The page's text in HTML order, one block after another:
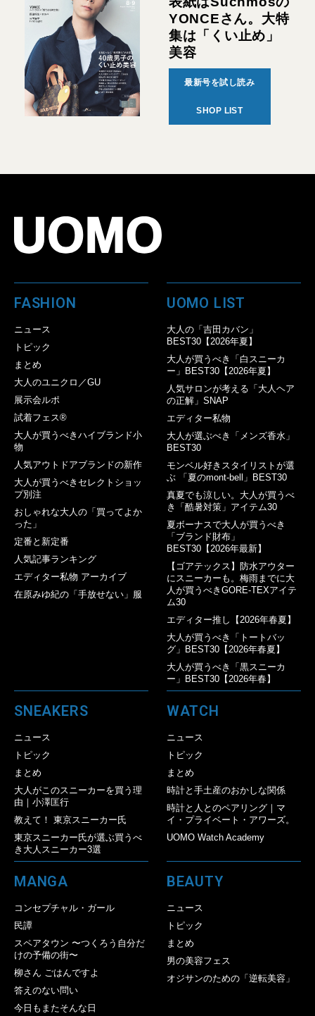
YONCEさん。大特
集は「くい止め」
美容
最新号を試し読み
SHOP LIST
FASHION
ニュース
トピック
まとめ
大人のユニクロ／GU
展示会ルポ
試着フェス®︎
大人が買うべきハイブランド小
物
人気アウトドアブランドの新作
大人が買うべきセレクトショッ
プ別注
おしゃれな大人の「買ってよか
った」
定番と新定番
人気記事ランキング
エディター私物 アーカイブ
在原みゆ紀の「手放せない」服
UOMO LIST
大人の「吉田カバン」
BEST30【2026年夏】
大人が買うべき「白スニーカ
ー」BEST30【2026年夏】
人気サロンが考える「大人ヘア
の正解」SNAP
エディター私物
大人が選ぶべき「メンズ香水」
BEST30
モンベル好きスタイリストが選
ぶ 「夏のmont-bell」BEST30
真夏でも涼しい。大人が買うべ
き「酷暑対策」アイテム30
夏ボーナスで大人が買うべき
「ブランド財布」
BEST30【2026年最新】
【ゴアテックス】防水アウター
にスニーカーも。梅雨までに大
人が買うべきGORE-TEXアイテ
ム30
エディター推し【2026年春夏】
大人が買うべき「トートバッ
グ」BEST30【2026年春夏】
大人が買うべき「黒スニーカ
ー」BEST30【2026年春】
SNEAKERS
ニュース
トピック
まとめ
大人がこのスニーカーを買う理
由｜小澤匡行
教えて！ 東京スニーカー氏
東京スニーカー氏が選ぶ買うべ
き大人スニーカー3選
WATCH
ニュース
トピック
まとめ
時計と手土産のおかしな関係
時計と人とのペアリング｜マ
イ・プライベート・アワーズ。
UOMO Watch Academy
MANGA
コンセプチャル・ガール
民譚
スペアタウン 〜つくろう自分だ
けの予備の街〜
柳さん ごはんですよ
答えのない問い
今日もまたそんな日
BEAUTY
ニュース
トピック
まとめ
男の美容フェス
オジサンのための「逆転美容」